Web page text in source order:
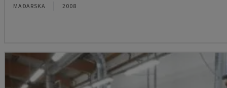
MAĐARSKA 2008